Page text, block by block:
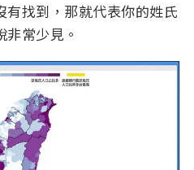
有找到，那就代表你的姓氏
常少見。